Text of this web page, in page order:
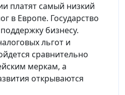
платят самый низкий
в Европе. Государство
бизнесу.
льгот и
сравнительно
меркам, а
открываются